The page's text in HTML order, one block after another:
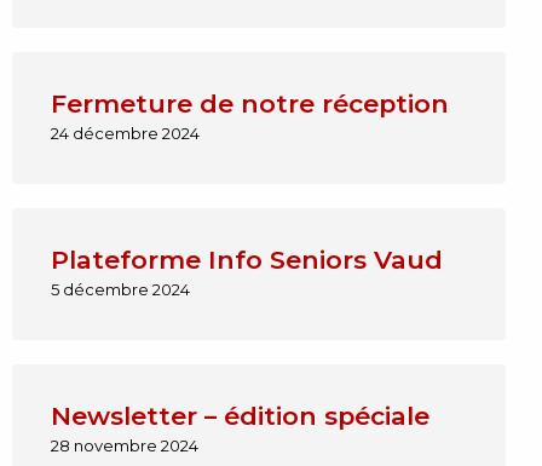
Fermeture de notre réception
24 décembre 2024
Plateforme Info Seniors Vaud
5 décembre 2024
Newsletter – édition spéciale
28 novembre 2024